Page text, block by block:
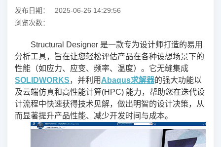
发布日期：
2025-06-26 14:29:56
浏览次数：
Structural Designer 是一款专为设计师打造的易用
分析工具，旨在让您轻松评估产品在各种设想场景下的
性能（如应力、应变、频率、温度）。它无缝集成
SOLIDWORKS，并利用 Abaqus求解器的强大功能以
及云端仿真和高性能计算(HPC) 能力，帮助您在迭代设
计流程中快速获得技术见解，做出明智的设计决策，从
而显著提升产品性能、减少开发时间与成本。